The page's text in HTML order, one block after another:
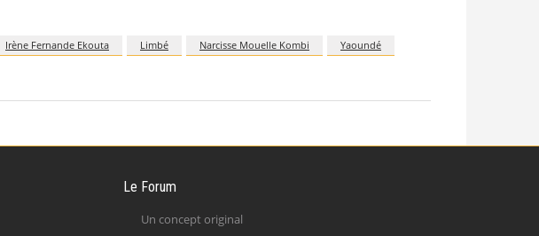
Irène Fernande Ekouta Limbé Narcisse Mouelle Kombi Yaoundé
Le Forum
Un concept original